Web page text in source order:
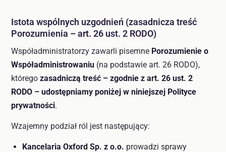
Istota wspólnych uzgodnień (zasadnicza treść
Porozumienia – art. 26 ust. 2 RODO)
Współadministratorzy zawarli pisemne Porozumienie o
Współadministrowaniu (na podstawie art. 26 RODO),
którego zasadniczą treść – zgodnie z art. 26 ust. 2
RODO – udostępniamy poniżej w niniejszej Polityce
prywatności.
Wzajemny podział ról jest następujący:
Kancelaria Oxford Sp. z o.o. prowadzi sprawy